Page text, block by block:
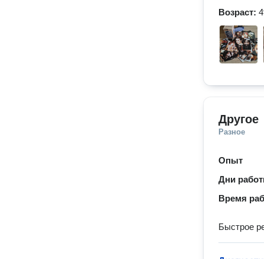
Возраст:
Другое
Разное
Опыт
Дни
Время
Быстрое